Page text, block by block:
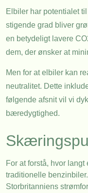
Elbiler har potentialet
stigende grad bliver
en betydeligt lavere
dem, der ønsker at
Men for at elbiler kan
neutralitet. Dette
følgende afsnit vil vi
bæredygtighed.
For at forstå, hvor
traditionelle
Storbritanniens